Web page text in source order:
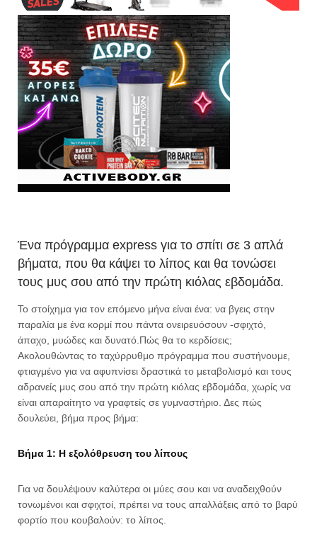
Ένα πρόγραμμα express για το σπίτι σε 3 απλά
βήματα, που θα κάψει το λίπος και θα τονώσει
τους μυς σου από την πρώτη κιόλας εβδομάδα.
Το στοίχημα για τον επόμενο μήνα είναι ένα: να βγεις στην
παραλία με ένα κορμί που πάντα ονειρευόσουν -σφιχτό,
άπαχο, μυώδες και δυνατό.Πώς θα το κερδίσεις;
Ακολουθώντας το ταχύρρυθμο πρόγραμμα που συστήνουμε,
φτιαγμένο για να αφυπνίσει δραστικά το μεταβολισμό και τους
αδρανείς μυς σου από την πρώτη κιόλας εβδομάδα, χωρίς να
είναι απαραίτητο να γραφτείς σε γυμναστήριο. Δες πώς
δουλεύει, βήμα προς βήμα:
Βήμα 1: Η εξολόθρευση του λίπους
Για να δουλέψουν καλύτερα οι μύες σου και να αναδειχθούν
τονωμένοι και σφιχτοί, πρέπει να τους απαλλάξεις από το βαρύ
φορτίο που κουβαλούν: το λίπος.